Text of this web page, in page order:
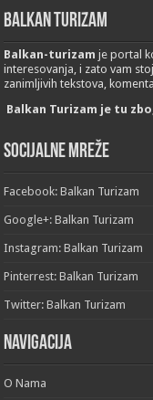
Balkan Turizam
Balkan-turizam je portal
interesovanja, i zato vam
zanimljivih tekstova,
Balkan Turizam je tu
Socijalne mreže
Facebook: Balkan Turizam
Google+: Balkan Turizam
Instagram: Balkan Turizam
Pinterrest: Balkan Turizam
Twitter: Balkan Turizam
Navigacija
O Nama